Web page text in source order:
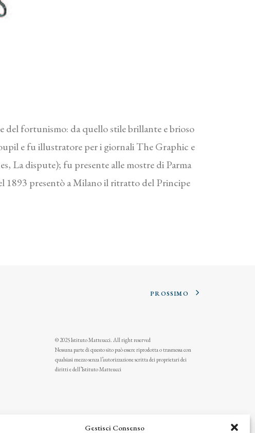
Gestisci Consenso
del fortunismo: da quello stile brillante e brioso
e fu illustratore per i giornali The Graphic e
La dispute); fu presente alle mostre di Parma
1893 presentò a Milano il ritratto del Principe
PROSSIMO
© 2025 Istituto Matteucci. All right reserved
Nessuna parte di questo sito può essere riprodotta o trasmessa con
qualsiasi mezzo senza l’autorizzazione scritta dei proprietari dei
diritti e dell’Istituto Matteucci